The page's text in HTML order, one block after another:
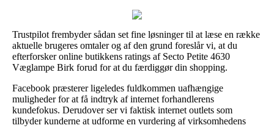
Trustpilot frembyder sådan set fine løsninger til at læse en række
aktuelle brugeres omtaler og af den grund foreslår vi, at du
efterforsker online butikkens ratings af Secto Petite 4630
Væglampe Birk forud for at du færdiggør din shopping.
Facebook præsterer ligeledes fuldkommen uafhængige
muligheder for at få indtryk af internet forhandlerens
kundefokus. Derudover ser vi faktisk internet outlets som
tilbyder kunderne at udforme en vurdering af virksomhedens